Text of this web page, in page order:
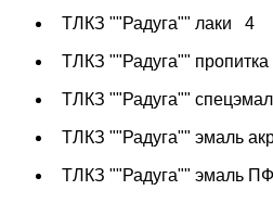
ТЛКЗ ""Радуга"" лаки 4
ТЛКЗ ""Радуга""
ТЛКЗ ""Радуга""
ТЛКЗ ""Радуга"" эмаль
ТЛКЗ ""Радуга"" эмаль